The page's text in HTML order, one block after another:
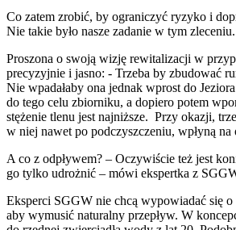
Co zatem zrobić, by ograniczyć ryzyko i
Nie takie było nasze zadanie w tym
Proszona o swoją wizję rewitalizacji w
precyzyjnie i jasno: - Trzeba by zbudować
Nie wpadałaby ona jednak wprost do
do tego celu zbiorniku, a dopiero potem
stężenie tlenu jest najniższe. Przy okazji,
w niej nawet po podczyszczeniu, wpłyną
A co z odpływem? – Oczywiście też jest
go tylko udrożnić – mówi ekspertka z
Eksperci SGGW nie chcą wypowiadać się
aby wymusić naturalny przepływ. W